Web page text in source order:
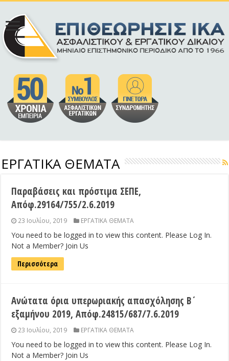
ΕΡΓΑΤΙΚΑ ΘΕΜΑΤΑ
Παραβάσεις και πρόστιμα ΣΕΠΕ,
Απόφ.29164/755/2.6.2019
23 Ιουλίου, 2019 ΕΡΓΑΤΙΚΑ ΘΕΜΑΤΑ
You need to be logged in to view this content. Please Log In.
Not a Member? Join Us
Περισσότερα
Ανώτατα όρια υπερωριακής απασχόλησης Β΄
εξαμήνου 2019, Απόφ.24815/687/7.6.2019
23 Ιουλίου, 2019 ΕΡΓΑΤΙΚΑ ΘΕΜΑΤΑ
You need to be logged in to view this content. Please Log In.
Not a Member? Join Us